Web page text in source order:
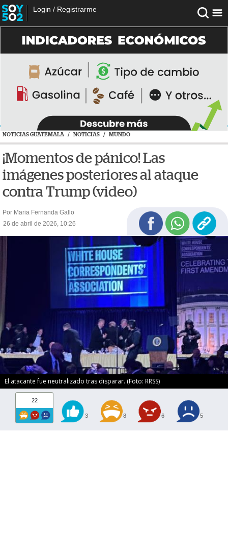
Login / Registrarme
NOTICIAS GUATEMALA / NOTICIAS / MUNDO
¡Momentos de pánico! Las
imágenes posteriores al ataque
contra Trump (video)
Por Maria Fernanda Gallo
26 de abril de 2026, 10:26
El atacante fue neutralizado tras disparar. (Foto: RRSS)
22
3 8 6 5